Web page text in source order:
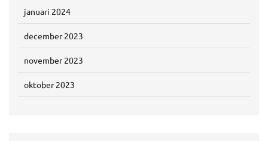
januari 2024
december 2023
november 2023
oktober 2023